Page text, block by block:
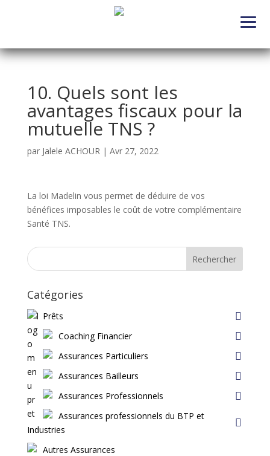
10. Quels sont les
avantages fiscaux pour la
mutuelle TNS ?
par Jalele ACHOUR| Avr 27, 2022
La loi Madelin vous permet de déduire de vos
bénéfices imposables le coût de votre complémentaire
Santé TNS.
Rechercher
Catégories
Prêts
Coaching Financier
Assurances Particuliers
Assurances Bailleurs
Assurances Professionnels
Assurances professionnels du BTP et
Industries
Autres Assurances